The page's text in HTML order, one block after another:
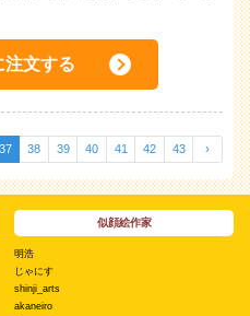
注文する
37 38 39 40 41 42 43 ›
似顔絵作家
明浩
じゃにす
shinji_arts
akaneiro